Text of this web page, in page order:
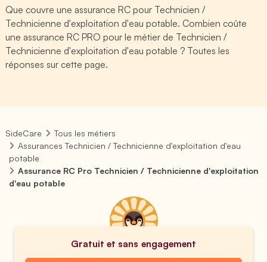
Que couvre une assurance RC pour Technicien /
Technicienne d'exploitation d'eau potable. Combien coûte
une assurance RC PRO pour le métier de Technicien /
Technicienne d'exploitation d'eau potable ? Toutes les
réponses sur cette page.
SideCare
Tous les métiers
Assurances Technicien / Technicienne d'exploitation d'eau
potable
Assurance RC Pro Technicien / Technicienne d'exploitation
d'eau potable
Gratuit et sans engagement